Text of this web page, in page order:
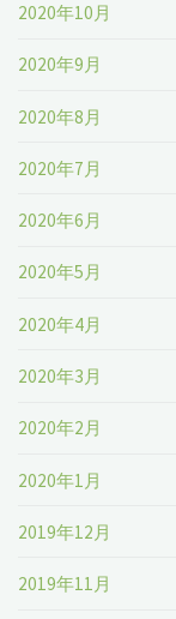
2020年10月
2020年9月
2020年8月
2020年7月
2020年6月
2020年5月
2020年4月
2020年3月
2020年2月
2020年1月
2019年12月
2019年11月